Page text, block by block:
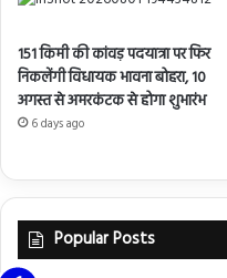
151 किमी की कांवड़ पदयात्रा पर फिर
निकलेंगी विधायक भावना बोहरा, 10
अगस्त से अमरकंटक से होगा शुभारंभ
6 days ago
Popular Posts